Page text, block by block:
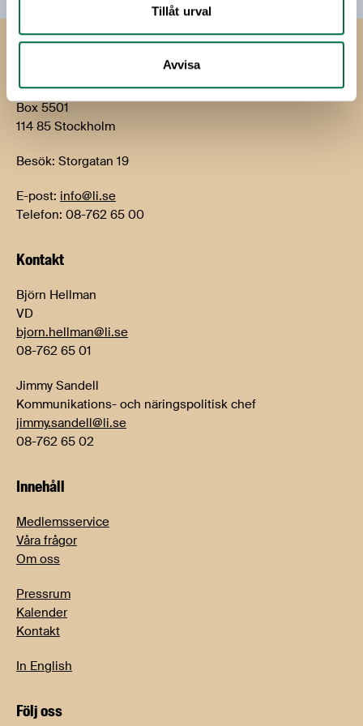
Tillåt urval
Avvisa
Livsmedelsföretagen
Box 5501
114 85 Stockholm
Besök: Storgatan 19
E-post: info@li.se
Telefon: 08-762 65 00
Kontakt
Björn Hellman
VD
bjorn.hellman@li.se
08-762 65 01
Jimmy Sandell
Kommunikations- och näringspolitisk chef
jimmy.sandell@li.se
08-762 65 02
Innehåll
Medlemsservice
Våra frågor
Om oss
Pressrum
Kalender
Kontakt
In English
Följ oss